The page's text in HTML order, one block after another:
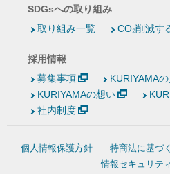
SDGsへの取り組み
取り組み一覧
CO₂削減す
採用情報
募集事項
KURIYAMAの
KURIYAMAの想い
社内制度
個人情報保護方針 特商法に基づ
情報セキュリテ